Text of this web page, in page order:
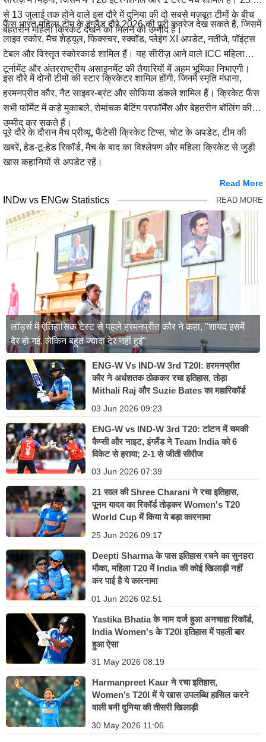
से 13 जुलाई तक होने वाले इस दौरे में दुनिया की दो सबसे मज़बूत टीमों के बीच
बेहतरीन महिला क्रिकेट देखने को मिलने की उम्मीद है।
फैंस भारत महिला टीम के इंग्लैंड दौरे 2026 की पूरी कवरेज देख सकते हैं, जिसमें
लाइव स्कोर, मैच शेड्यूल, फिक्स्चर, स्क्वॉड, प्लेइंग XI अपडेट, नतीजे, पॉइंट्स
टेबल और विस्तृत स्कोरकार्ड शामिल हैं। यह सीरीज़ आने वाले ICC महिला
टूर्नामेंट और अंतरराष्ट्रीय असाइनमेंट की तैयारियों में अहम भूमिका निभाएगी।
इस दौरे में दोनों टीमों की स्टार क्रिकेटर शामिल होंगी, जिनमें स्मृति मंधाना,
हरमनप्रीत कौर, नैट साइवर-ब्रंट और सोफिया डंकले शामिल हैं। क्रिकेट फैंस
सभी फॉर्मेट में कड़े मुकाबले, रोमांचक बैटिंग परफॉर्मेंस और बेहतरीन बॉलिंग की
उम्मीद कर सकते हैं।
पूरे दौरे के दौरान मैच प्रीव्यू, फैंटेसी क्रिकेट टिप्स, चोट के अपडेट, टीम की
खबरें, हेड-टू-हेड रिकॉर्ड, मैच के बाद का विश्लेषण और महिला क्रिकेट से जुड़ी
खास कहानियों से अपडेट रहें।
Read More
INDw vs ENGw Statistics READ MORE
लॉर्ड्स में ऐतिहासिक टेस्ट से पहले हरमनप्रीत कौर ने कहा, "शायद इसमें
देर हो गई, लेकिन बहुत ज्यादा देर नहीं हुई"
ENG-W Vs IND-W 3rd T20I: हरमनप्रीत
कौर ने अर्धशतक ठोककर रचा इतिहास, तोड़ा
Mithali Raj और Suzie Bates का महारिकॉर्ड
03 Jun 2026 09:23
ENG-W vs IND-W 3rd T20: टांटन में चमकी
कैप्सी और नाइट, इंग्लैंड ने Team India को 6
विकेट से हराया; 2-1 से जीती सीरीज
03 Jun 2026 07:39
21 साल की Shree Charani ने रचा इतिहास,
पूनम यादव का रिकॉर्ड तोड़कर Women's T20
World Cup में किया ये बड़ा कारनामा
25 Jun 2026 09:17
Deepti Sharma के पास इतिहास रचने का सुनहरा
मौका, महिला T20 में India की कोई खिलाड़ी नहीं
कर पाई है ये कारनामा
01 Jun 2026 02:51
Yastika Bhatia के नाम दर्ज हुआ अनचाहा रिकॉर्ड,
India Women's के T20I इतिहास में पहली बार
हुआ ऐसा
31 May 2026 08:19
Harmanpreet Kaur ने रचा इतिहास,
Women’s T20I में ये खास उपलब्धि हासिल करने
वाली बनी दुनिया की तीसरी खिलाड़ी
30 May 2026 11:06